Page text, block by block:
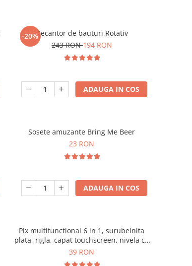
-20%Decantor de bauturi Rotativ
243 RON194 RON
ADAUGA IN COS
Sosete amuzante Bring Me Beer
23 RON
ADAUGA IN COS
Pix multifunctional 6 in 1, surubelnita
plata, rigla, capat touchscreen, nivela cu
bula
39 RON